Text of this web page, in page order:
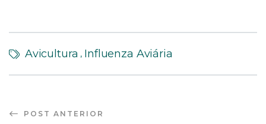
Avicultura , Influenza Aviária
POST ANTERIOR